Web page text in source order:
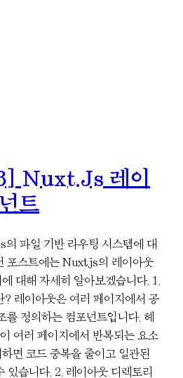
Nuxt.js 레이
트
파일 기반 라우팅 시스템에 대
포스트에는 Nuxt.js의 레이아웃
대해 자세히 알아보겠습니다. 1.
레이아웃은 여러 페이지에서 공
정의하는 컴포넌트입니다. 헤
여러 페이지에서 반복되는 요소
면 코드 중복을 줄이고 일관된
있습니다. 2. 레이아웃 디렉토리